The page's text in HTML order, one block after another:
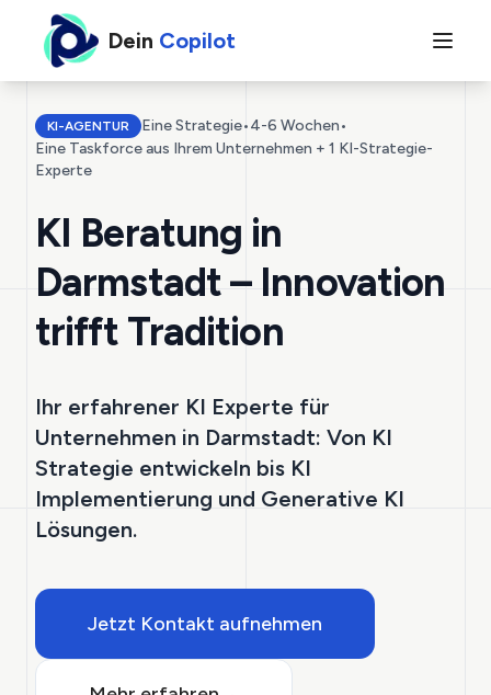
Dein Copilot
KI-AGENTUR Eine Strategie•4-6 Wochen•
Eine Taskforce aus Ihrem Unternehmen + 1 KI-Strategie-
Experte
KI Beratung in
Darmstadt – Innovation
trifft Tradition
Ihr erfahrener KI Experte für
Unternehmen in Darmstadt: Von KI
Strategie entwickeln bis KI
Implementierung und Generative KI
Lösungen.
Jetzt Kontakt aufnehmen